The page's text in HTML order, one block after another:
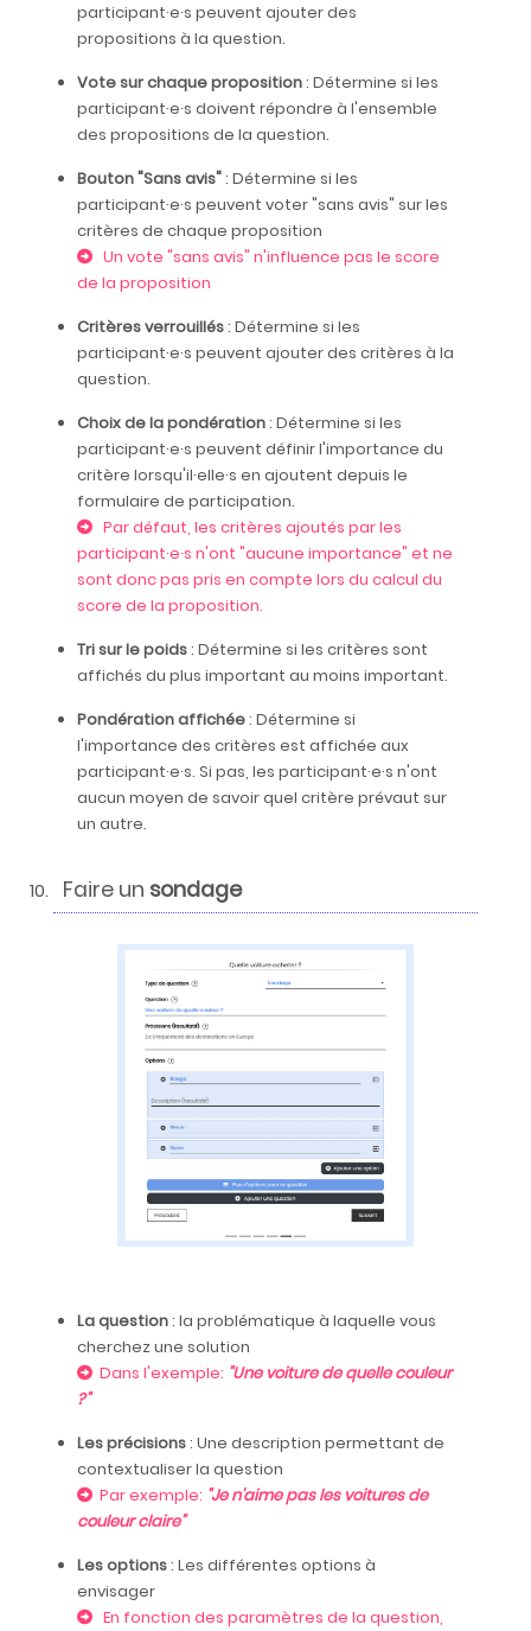
participant·e·s peuvent ajouter des
propositions à la question.
Vote sur chaque proposition: Détermine si les
participant·e·s doivent répondre à l'ensemble
des propositions de la question.
Bouton "Sans avis": Détermine si les
participant·e·s peuvent voter "sans avis" sur les
critères de chaque proposition
Un vote "sans avis" n'influence pas le score
de la proposition
Critères verrouillés: Détermine si les
participant·e·s peuvent ajouter des critères à la
question.
Choix de la pondération: Détermine si les
participant·e·s peuvent définir l'importance du
critère lorsqu'il·elle·s en ajoutent depuis le
formulaire de participation.
Par défaut, les critères ajoutés par les
participant·e·s n'ont "aucune importance" et ne
sont donc pas pris en compte lors du calcul du
score de la proposition.
Tri sur le poids: Détermine si les critères sont
affichés du plus important au moins important.
Pondération affichée: Détermine si
l'importance des critères est affichée aux
participant·e·s. Si pas, les participant·e·s n'ont
aucun moyen de savoir quel critère prévaut sur
un autre.
Faire un sondage
La question: la problématique à laquelle vous
cherchez une solution
Dans l'exemple: "Une voiture de quelle couleur
?"
Les précisions: Une description permettant de
contextualiser la question
Par exemple: "Je n'aime pas les voitures de
couleur claire"
Les options: Les différentes options à
envisager
En fonction des paramètres de la question,